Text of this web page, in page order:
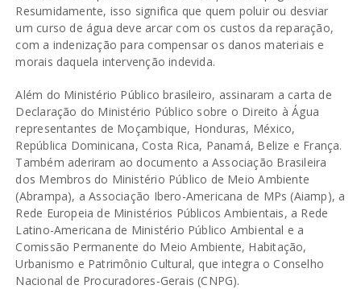
Resumidamente, isso significa que quem poluir ou desviar
um curso de água deve arcar com os custos da reparação,
com a indenização para compensar os danos materiais e
morais daquela intervenção indevida.
Além do Ministério Público brasileiro, assinaram a carta de
Declaração do Ministério Público sobre o Direito à Água
representantes de Moçambique, Honduras, México,
República Dominicana, Costa Rica, Panamá, Belize e França.
Também aderiram ao documento a Associação Brasileira
dos Membros do Ministério Público de Meio Ambiente
(Abrampa), a Associação Ibero-Americana de MPs (Aiamp), a
Rede Europeia de Ministérios Públicos Ambientais, a Rede
Latino-Americana de Ministério Público Ambiental e a
Comissão Permanente do Meio Ambiente, Habitação,
Urbanismo e Patrimônio Cultural, que integra o Conselho
Nacional de Procuradores-Gerais (CNPG).